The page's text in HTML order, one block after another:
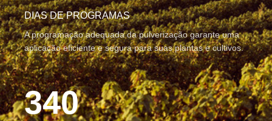
DIAS DE PROGRAMAS
A programação adequada da pulverização garante uma
aplicação eficiente e segura para suas plantas e cultivos.
340